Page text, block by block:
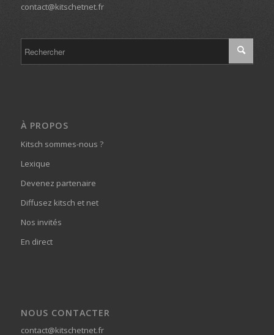
contact@kitschetnet.fr
À PROPOS
Kitsch sommes-nous ?
Lexique
Devenez partenaire
Diffusez kitsch et net
Nos invités
En direct
NOUS CONTACTER
contact@kitschetnet.fr